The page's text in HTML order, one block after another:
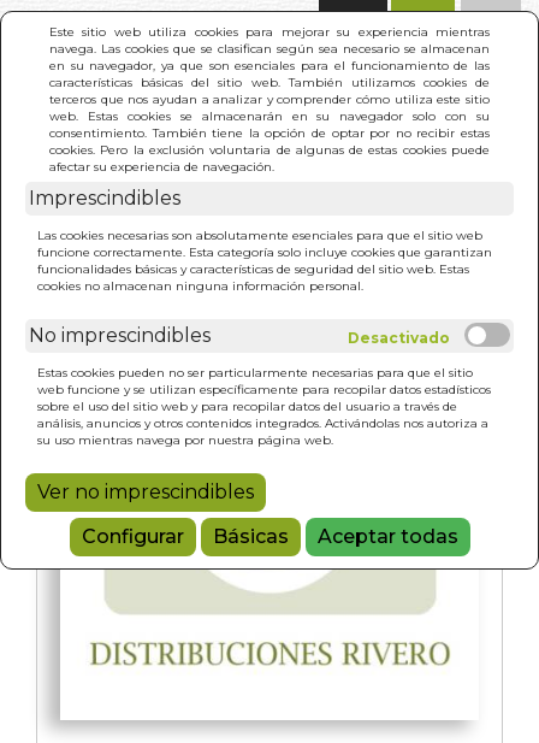
Este sitio web utiliza cookies para mejorar su experiencia mientras
navega. Las cookies que se clasifican según sea necesario se almacenan
en su navegador, ya que son esenciales para el funcionamiento de las
características básicas del sitio web. También utilizamos cookies de
terceros que nos ayudan a analizar y comprender cómo utiliza este sitio
web. Estas cookies se almacenarán en su navegador solo con su
consentimiento. También tiene la opción de optar por no recibir estas
cookies. Pero la exclusión voluntaria de algunas de estas cookies puede
afectar su experiencia de navegación.
Imprescindibles
Las cookies necesarias son absolutamente esenciales para que el sitio web
funcione correctamente. Esta categoría solo incluye cookies que garantizan
funcionalidades básicas y características de seguridad del sitio web. Estas
cookies no almacenan ninguna información personal.
No imprescindibles
Estas cookies pueden no ser particularmente necesarias para que el sitio
web funcione y se utilizan específicamente para recopilar datos estadísticos
sobre el uso del sitio web y para recopilar datos del usuario a través de
análisis, anuncios y otros contenidos integrados. Activándolas nos autoriza a
su uso mientras navega por nuestra página web.
Ver no imprescindibles
Configurar
Básicas Aceptar todas
INICIO >